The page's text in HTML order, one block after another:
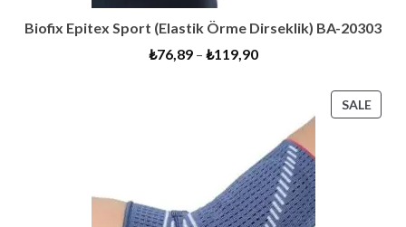
Biofix Epitex Sport (Elastik Örme Dirseklik) BA-20303
₺76,89– ₺119,90
SALE
ON